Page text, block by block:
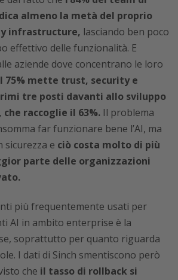
almeno la metà del proprio
infrastructure, lasciando ben poco
effettivo delle funzionalità. E
aziende dove concentrano le loro
75% mette trust, security e
tre posti davanti allo sviluppo
raccoglie il 63%. Il problema
far funzionare bene l’AI, ma
e ciò costa molto di più
parte delle organizzazioni
più frequentemente usati per
AI in ambito enterprise è la
soprattutto per quanto riguarda
I dati di Sinch smentiscono però
che il tasso di rollback si